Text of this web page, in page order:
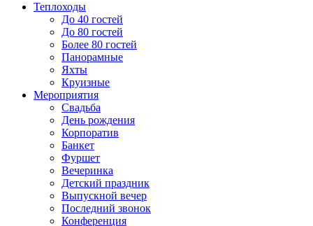
Теплоходы
До 40 гостей
До 80 гостей
Более 80 гостей
Панорамные
Яхты
Круизные
Мероприятия
Свадьба
День рождения
Корпоратив
Банкет
Фуршет
Вечеринка
Детский праздник
Выпускной вечер
Последний звонок
Конференция